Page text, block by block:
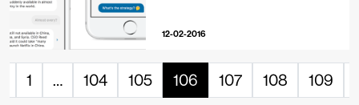
12-02-2016
1 … 104 105 106 107 108 109